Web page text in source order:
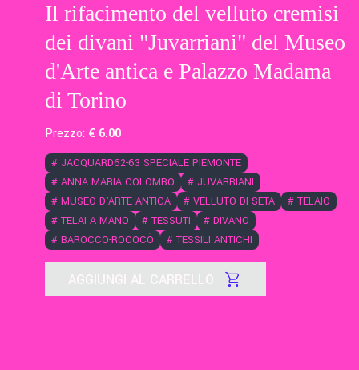
Il rifacimento del velluto cremisi
dei divani "Juvarriani" del Museo
d'Arte antica e Palazzo Madama
di Torino
Prezzo: € 6.00
# JACQUARD62-63 SPECIALE PIEMONTE
# ANNA MARIA COLOMBO # JUVARRIANI
# MUSEO D'ARTE ANTICA # VELLUTO DI SETA # TELAIO
# TELAI A MANO # TESSUTI # DIVANO
# BAROCCO-ROCOCÒ # TESSILI ANTICHI
AGGIUNGI AL CARRELLO